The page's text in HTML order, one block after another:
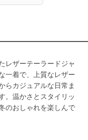
レザーテーラードジャ
一着で、上質なレザー
らカジュアルな日常ま
。温かさとスタイリッ
のおしゃれを楽しんで